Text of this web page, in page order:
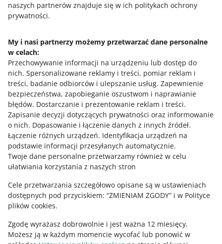
naszych partnerów znajduje się w ich politykach ochrony
prywatności.
My i nasi partnerzy możemy przetwarzać dane personalne
w celach:
Przechowywanie informacji na urządzeniu lub dostęp do
nich. Spersonalizowane reklamy i treści, pomiar reklam i
treści, badanie odbiorców i ulepszanie usług. Zapewnienie
bezpieczeństwa, zapobieganie oszustwom i naprawianie
błędów. Dostarczanie i prezentowanie reklam i treści.
Zapisanie decyzji dotyczących prywatności oraz informowanie
o nich. Dopasowanie i łączenie danych z innych źródeł.
Łączenie różnych urządzeń. Identyfikacja urządzeń na
podstawie informacji przesyłanych automatycznie.
Twoje dane personalne przetwarzamy również w celu
ułatwiania korzystania z naszych stron
Cele przetwarzania szczegółowo opisane są w ustawieniach
dostępnych pod przyciskiem: “ZMIENIAM ZGODY” i w Polityce
plików cookies.
Zgodę wyrażasz dobrowolnie i jest ważna 12 miesięcy.
Możesz ją w każdym momencie wycofać lub ponowić w
Jeśli chcesz dowiedzieć się więcej o parametrach, zajrzyj
dotego artykułu
Masz pytania?Odezwij się do nas.
z 5
Potrzebujesz pomocy?
SKONTAKTUJ SIĘ Z NAMI